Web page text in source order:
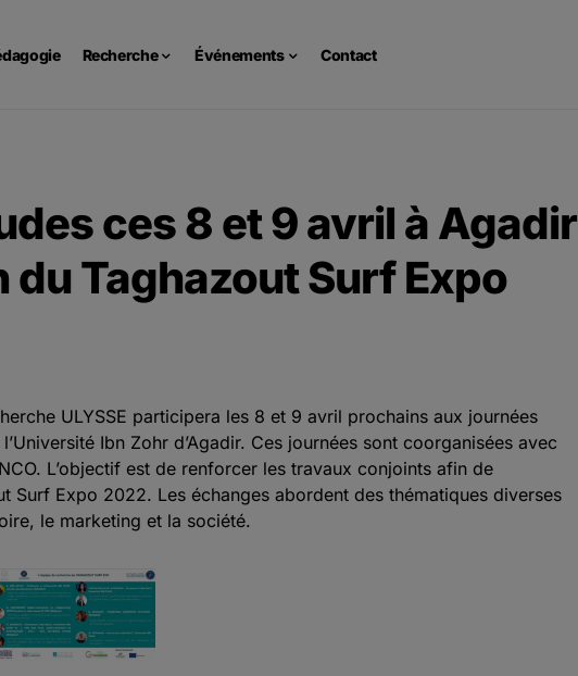
Recherche Événements Contact
ces 8 et 9 avril à Agadir
Taghazout Surf Expo
ULYSSE participera les 8 et 9 avril prochains aux journées
Ibn Zohr d’Agadir. Ces journées sont coorganisées avec
L’objectif est de renforcer les travaux conjoints afin de
Surf Expo 2022. Les échanges abordent des thématiques diverses
le marketing et la société.